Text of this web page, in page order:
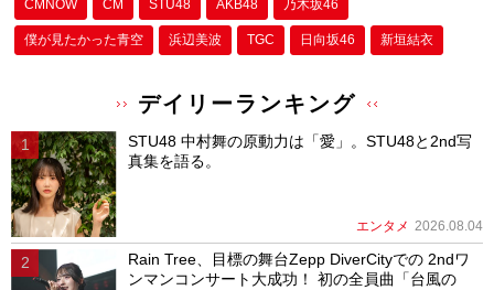
CMNOW CM STU48 AKB48 乃木坂46
僕が⾒たかった⻘空 浜辺美波 TGC 日向坂46 新垣結衣
デイリーランキング
STU48 中村舞の原動力は「愛」。STU48と2nd写
真集を語る。
エンタメ 2026.08.04
Rain Tree、目標の舞台Zepp DiverCityでの 2ndワ
ンマンコンサート大成功！ 初の全員曲「台風の